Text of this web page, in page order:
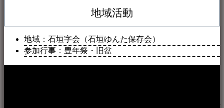
地域活動
地域：石垣字会（石垣ゆんた保存会）
参加行事：豊年祭・旧盆